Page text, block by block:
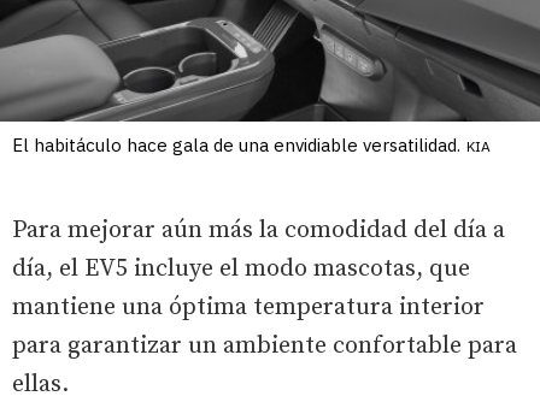
El habitáculo hace gala de una envidiable versatilidad. KIA
Para mejorar aún más la comodidad del día a
día, el EV5 incluye el modo mascotas, que
mantiene una óptima temperatura interior
para garantizar un ambiente confortable para
ellas.